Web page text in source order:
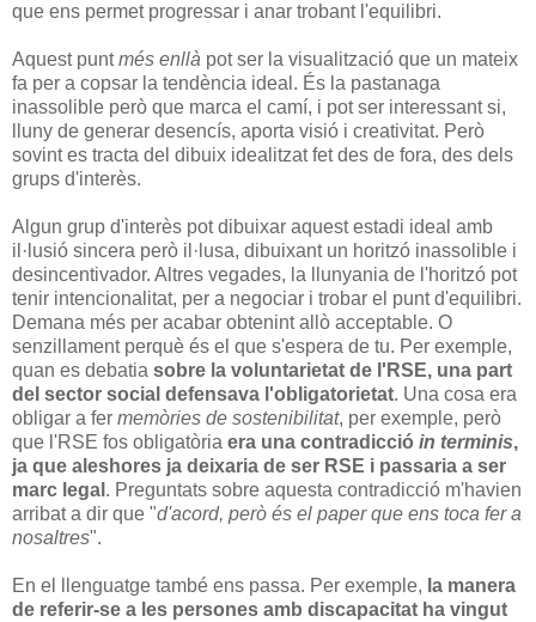
que ens permet progressar i anar trobant l'equilibri.
Aquest puntmés enllà pot ser la visualització que un mateix
fa per a copsar la tendència ideal. És la pastanaga
inassolible però que marca el camí, i pot ser interessant si,
lluny de generar desencís, aporta visió i creativitat. Però
sovint es tracta del dibuix idealitzat fet des de fora, des dels
grups d'interès.
Algun grup d'interès pot dibuixar aquest estadi ideal amb
il·lusió sincera però il·lusa, dibuixant un horitzó inassolible i
desincentivador. Altres vegades, la llunyania de l'horitzó pot
tenir intencionalitat, per a negociar i trobar el punt d'equilibri.
Demana més per acabar obtenint allò acceptable. O
senzillament perquè és el que s'espera de tu. Per exemple,
quan es debatia sobre la voluntarietat de l'RSE, una part
del sector social defensava l'obligatorietat. Una cosa era
obligar a fer memòries de sostenibilitat, per exemple, però
que l'RSE fos obligatòria era una contradicció in terminis,
ja que aleshores ja deixaria de ser RSE i passaria a ser
marc legal . Preguntats sobre aquesta contradicció m'havien
arribat a dir que "d'acord, però és el paper que ens toca fer a
nosaltres".
En el llenguatge també ens passa. Per exemple, la manera
de referir-se a les persones amb discapacitat ha vingut